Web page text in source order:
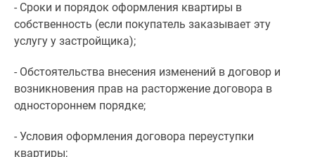
ипотеку
центры
Коттеджи
Скидки
Макс
- Сроки и порядок оформления квартиры в
собственность (если покупатель заказывает эту
услугу у застройщика);
- Обстоятельства внесения изменений в договор и
возникновения прав на расторжение договора в
одностороннем порядке;
- Условия оформления договора переуступки
квартиры;